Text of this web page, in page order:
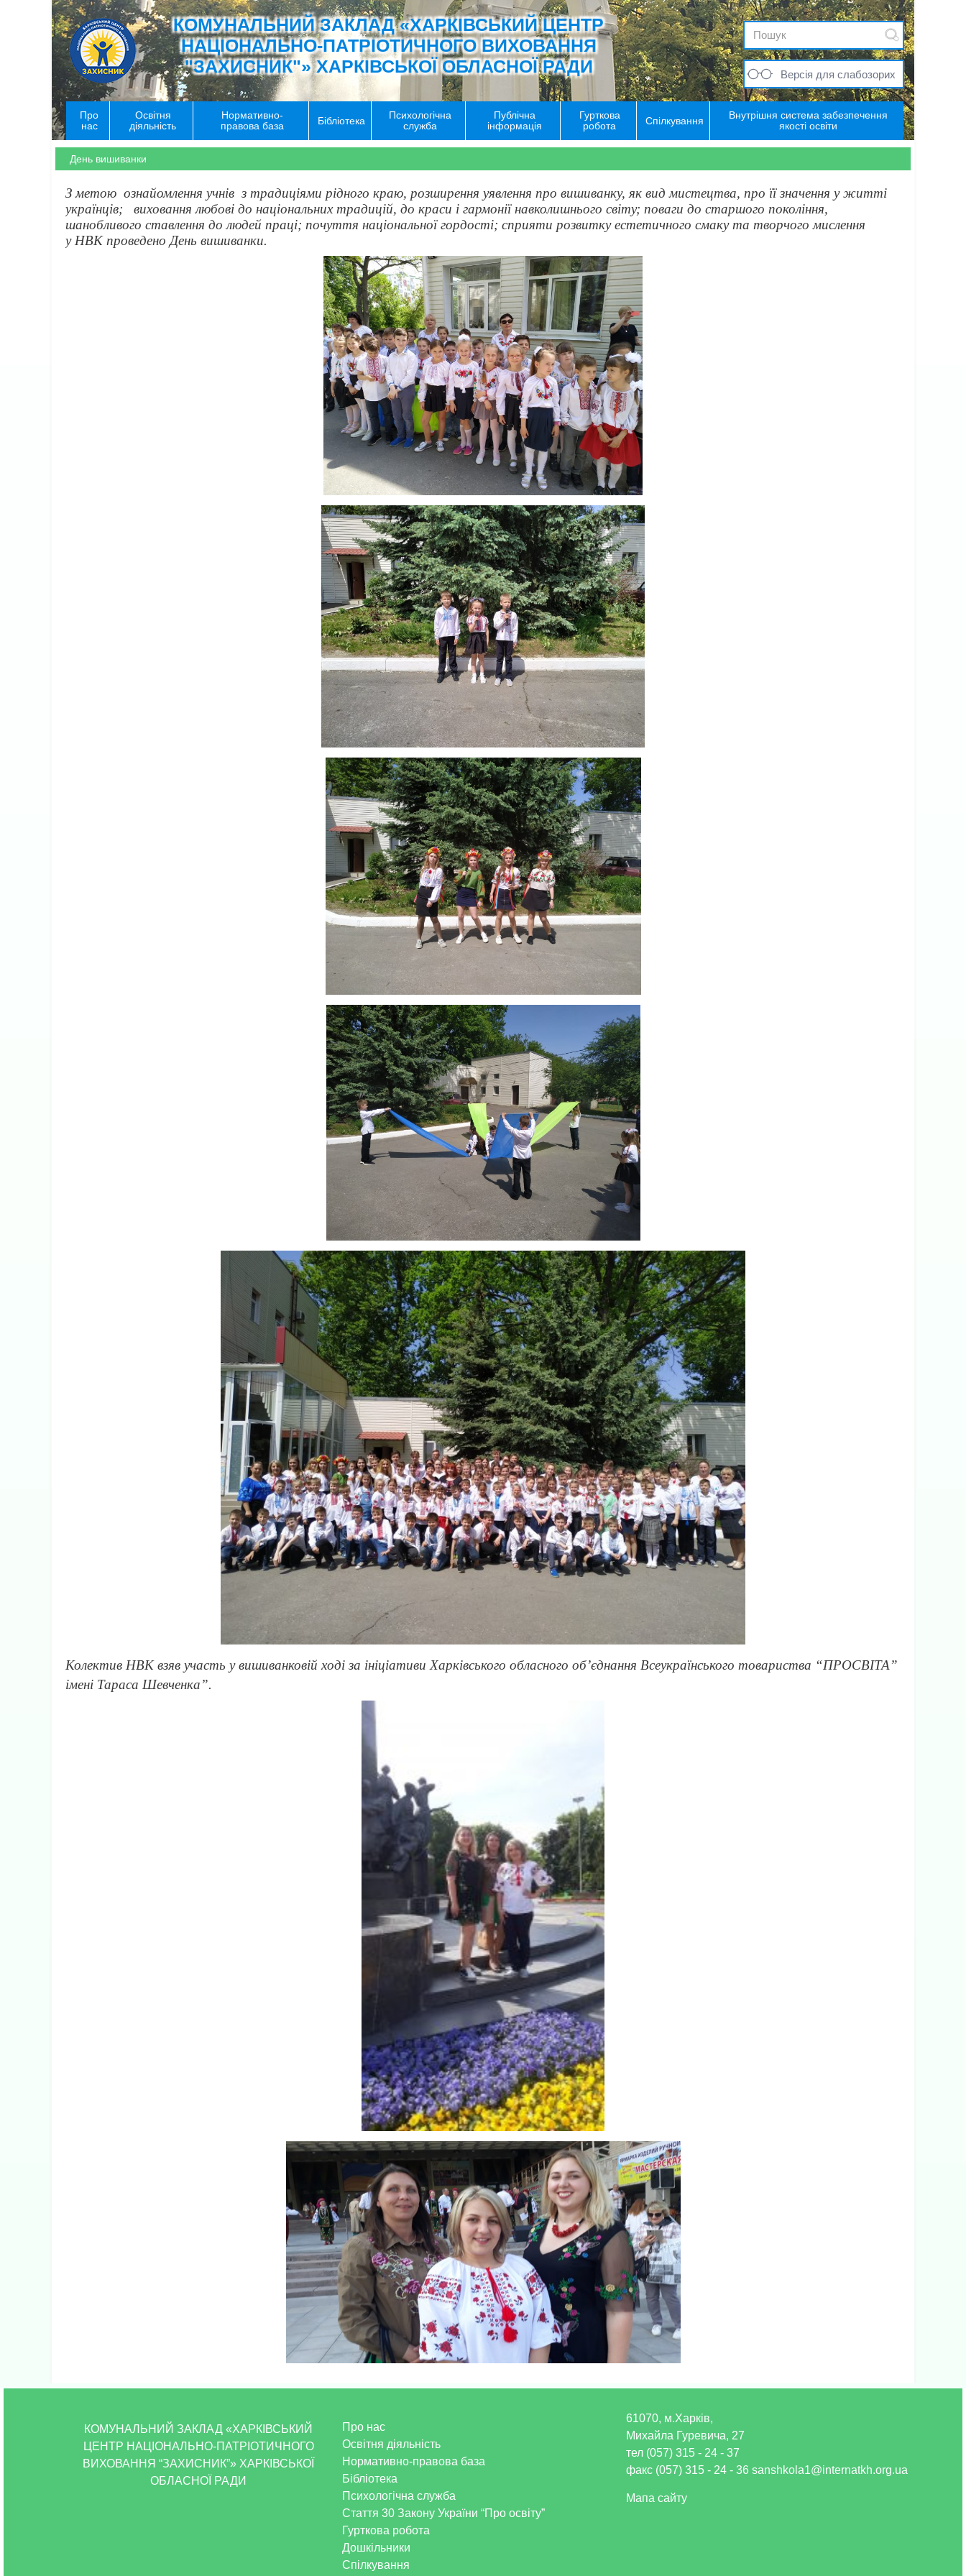
КОМУНАЛЬНИЙ ЗАКЛАД «ХАРКІВСЬКИЙ ЦЕНТР
НАЦІОНАЛЬНО-ПАТРІОТИЧНОГО ВИХОВАННЯ
"ЗАХИСНИК"» ХАРКІВСЬКОЇ ОБЛАСНОЇ РАДИ
Версія для слабозорих
Про
нас
Освітня
діяльність
Нормативно-
правова база
Бібліотека
Психологічна
служба
Публічна
інформація
Гурткова
робота
Спілкування
Внутрішня система забезпечення
якості освіти
День вишиванки
З метою ознайомлення учнів з традиціями рідного краю, розширення уявлення про вишиванку, як вид мистецтва, про її значення у житті
українців; виховання любові до національних традицій, до краси і гармонії навколишнього світу; поваги до старшого покоління,
шанобливого ставлення до людей праці; почуття національної гордості; сприяти розвитку естетичного смаку та творчого мислення
у НВК проведено День вишиванки.
Колектив НВК взяв участь у вишиванковій ході за ініціативи Харківського обласного об’єднання Всеукраїнського товариства “ПРОСВІТА”
імені Тараса Шевченка”.
КОМУНАЛЬНИЙ ЗАКЛАД «ХАРКІВСЬКИЙ
ЦЕНТР НАЦІОНАЛЬНО-ПАТРІОТИЧНОГО
ВИХОВАННЯ “ЗАХИСНИК”» ХАРКІВСЬКОЇ
ОБЛАСНОЇ РАДИ
Про нас
Освітня діяльність
Нормативно-правова база
Бібліотека
Психологічна служба
Стаття 30 Закону України “Про освіту”
Гурткова робота
Дошкільники
Спілкування
61070, м.Харків,
Михайла Гуревича, 27
тел (057) 315 - 24 - 37
факс (057) 315 - 24 - 36 sanshkola1@internatkh.org.ua
Мапа сайту